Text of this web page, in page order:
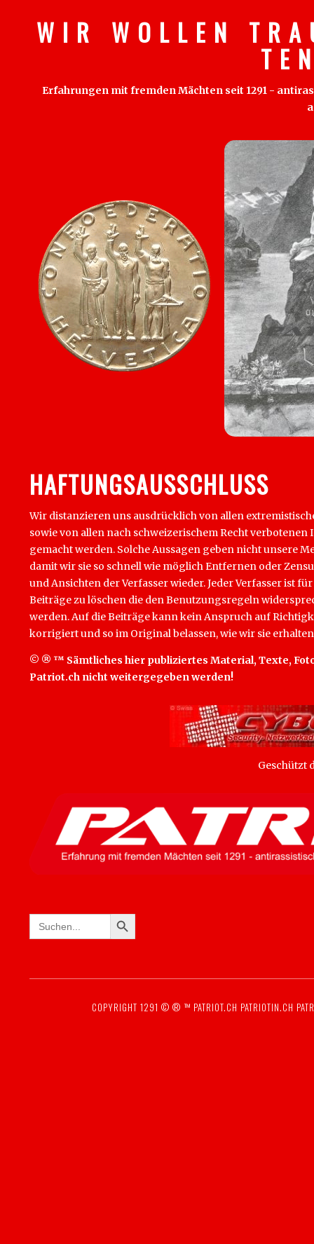
W I R W O L L E N T R
T E
Erfahrungen mit fremden Mächten seit 1291 -
HAFTUNGSAUSSCHLUSS
Wir distanzieren uns ausdrücklich von allen
sowie von allen nach schweizerischem Recht
gemacht werden. Solche Aussagen geben nicht unsere
damit wir sie so schnell wie möglich Entfernen oder
und Ansichten der Verfasser wieder. Jeder Verfasser ist
Beiträge zu löschen die den Benutzungsregeln
werden. Auf die Beiträge kann kein Anspruch auf
korrigiert und so im Original belassen, wie wir sie
© ® ™ Sämtliches hier publiziertes Material, Texte,
Patriot.ch nicht weitergegeben werden!
Geschützt
Search
for:
SEARCH BUTTON
COPYRIGHT 1291 © ® ™ PATRIOT.CH PATRIOTIN.CH